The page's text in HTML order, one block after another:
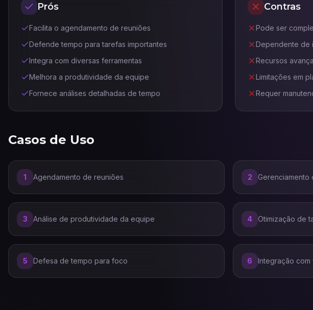
Prós
Facilita o agendamento de reuniões
Defende tempo para tarefas importantes
Integra com diversas ferramentas
Melhora a produtividade da equipe
Fornece análises detalhadas de tempo
Contras
Pode ser
Dependente de
Recursos
Limitações em
Requer
Casos de Uso
1 Agendamento de reuniões 2 Gerenciamento
3 Análise de produtividade da equipe 4 Otimização de
5 Defesa de tempo para foco 6 Integração com